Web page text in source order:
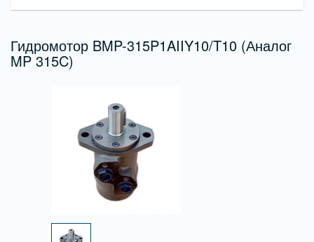
Гидромотор BMP-315P1AIIY10/T10 (Аналог
MP 315C)